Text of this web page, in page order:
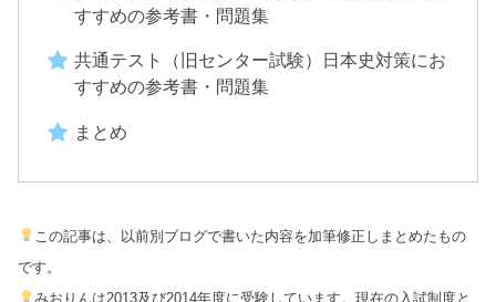
すすめの参考書・問題集
共通テスト（旧センター試験）日本史対策にお
すすめの参考書・問題集
まとめ
この記事は、以前別ブログで書いた内容を加筆修正しまとめたもの
です。
みおりんは2013及び2014年度に受験しています。現在の入試制度と